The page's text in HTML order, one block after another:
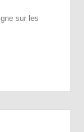
sur les